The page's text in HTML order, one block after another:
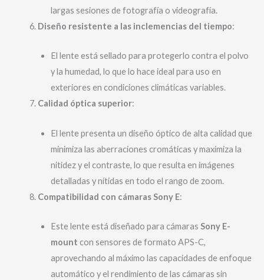
largas sesiones de fotografía o videografía.
Diseño resistente a las inclemencias del tiempo:
El lente está sellado para protegerlo contra el polvo
y la humedad, lo que lo hace ideal para uso en
exteriores en condiciones climáticas variables.
Calidad óptica superior:
El lente presenta un diseño óptico de alta calidad que
minimiza las aberraciones cromáticas y maximiza la
nitidez y el contraste, lo que resulta en imágenes
detalladas y nítidas en todo el rango de zoom.
Compatibilidad con cámaras Sony E:
Este lente está diseñado para cámaras Sony E-
mount con sensores de formato APS-C,
aprovechando al máximo las capacidades de enfoque
automático y el rendimiento de las cámaras sin